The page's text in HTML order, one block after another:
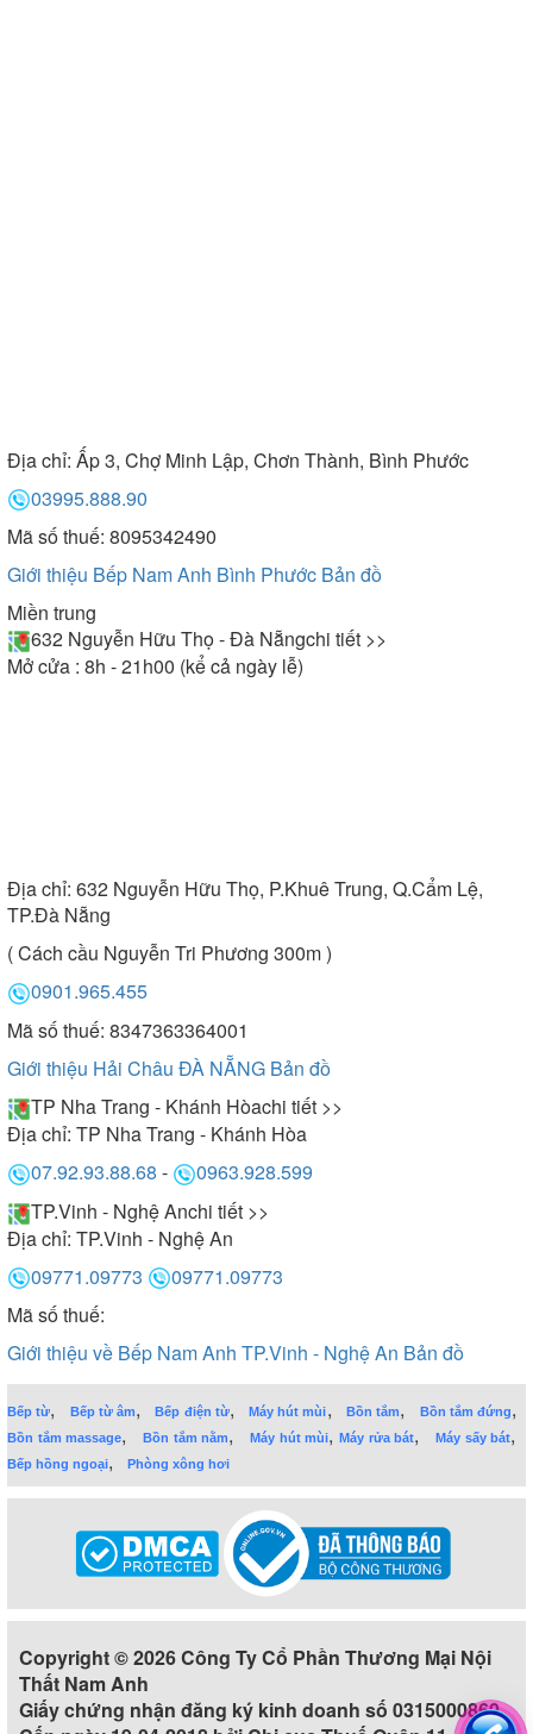
Địa chỉ: Ấp 3, Chợ Minh Lập, Chơn Thành, Bình Phước
03995.888.90
Mã số thuế: 8095342490
Giới thiệu Bếp Nam Anh Bình Phước Bản đồ
Miền trung
632 Nguyễn Hữu Thọ - Đà Nẵngchi tiết >>
Mở cửa : 8h - 21h00 (kể cả ngày lễ)
Địa chỉ: 632 Nguyễn Hữu Thọ, P.Khuê Trung, Q.Cẩm Lệ,
TP.Đà Nẵng
( Cách cầu Nguyễn Tri Phương 300m )
0901.965.455
Mã số thuế: 8347363364001
Giới thiệu Hải Châu ĐÀ NẴNG Bản đồ
TP Nha Trang - Khánh Hòachi tiết >>
Địa chỉ: TP Nha Trang - Khánh Hòa
07.92.93.88.68 -
0963.928.599
TP.Vinh - Nghệ Anchi tiết >>
Địa chỉ: TP.Vinh - Nghệ An
09771.09773
09771.09773
Mã số thuế:
Giới thiệu về Bếp Nam Anh TP.Vinh - Nghệ An Bản đồ
Bếp từ, Bếp từ âm,Bếp điện từ,Máy hút mùi, Bồn tắm, Bồn tắm đứng,
Bồn tắm massage,Bồn tắm nằm,Máy hút mùi,Máy rửa bát,Máy sấy bát,
Bếp hồng ngoại, Phòng xông hơi
Copyright © 2026 Công Ty Cổ Phần Thương Mại Nội
Thất Nam Anh
Giấy chứng nhận đăng ký kinh doanh số 0315000860